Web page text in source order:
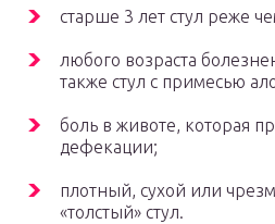
старше 3 лет стул реже
любого возраста
также стул с примесью
боль в животе, которая
дефекации;
плотный, сухой или
«толстый» стул.